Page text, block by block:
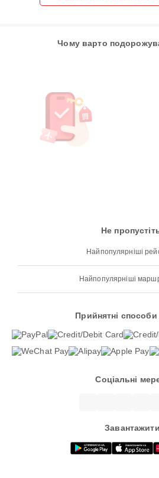
Чому варто
Не
Найпопулярніші
Найпопулярніші
Прийнятні
Соціальні
Завантажити